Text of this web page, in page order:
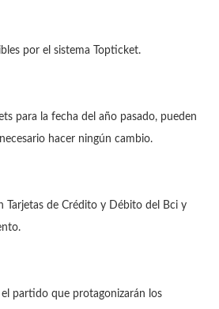
por el sistema Topticket.
para la fecha del año pasado, pueden
hacer ningún cambio.
Tarjetas de Crédito y Débito del Bci y
partido que protagonizarán los